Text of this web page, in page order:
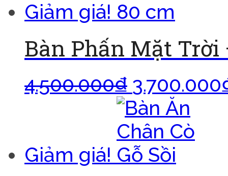
Giảm giá!
Bàn Phấn Mặt Trời
4.500.000₫ 3.700.000
Giảm giá!